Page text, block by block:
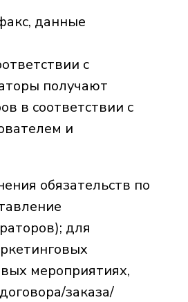
данные
с
получают
в соответствии с
и
обязательств по
для
мероприятиях,
заказа/